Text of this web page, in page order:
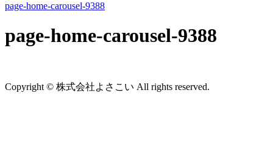
page-home-carousel-9388
page-home-carousel-9388
Copyright © 株式会社よさこい All rights reserved.